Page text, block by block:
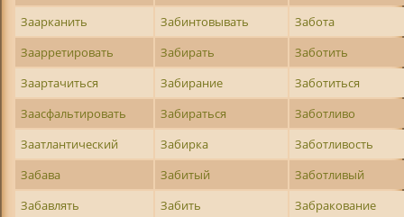
Заарканить
Забинтовывать
Забота
Заарретировать
Забирать
Заботить
Заартачиться
Забирание
Заботиться
Заасфальтировать
Забираться
Заботливо
Заатлантический
Забирка
Заботливость
Забава
Забитый
Заботливый
Забавлять
Забить
Забракование